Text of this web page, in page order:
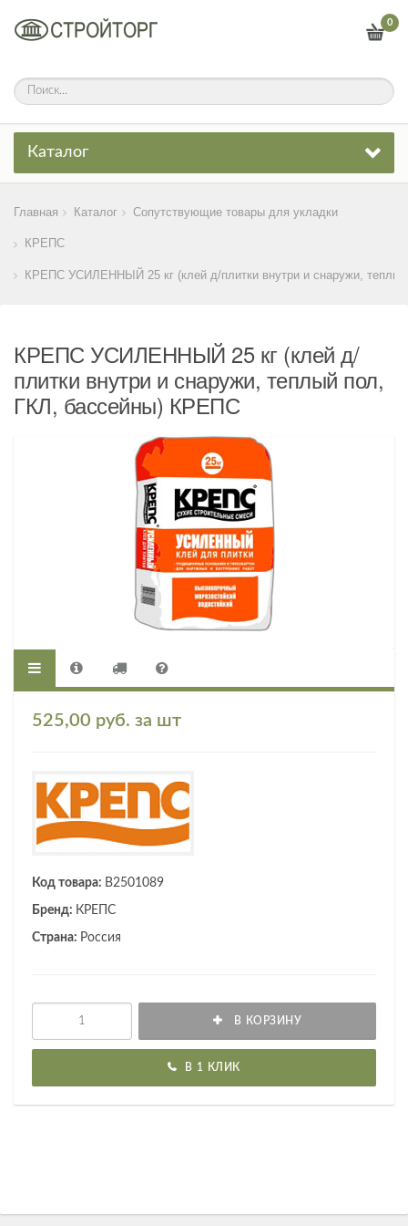
0
Каталог
Главная Каталог Сопутствующие товары для укладки
КРЕПС
КРЕПС УСИЛЕННЫЙ 25 кг (клей д/плитки внутри и снаружи,
КРЕПС УСИЛЕННЫЙ 25 кг (клей д/
плитки внутри и снаружи, теплый пол,
ГКЛ, бассейны) КРЕПС
525,00 руб. за шт
Код товара: B2501089
Бренд: КРЕПС
Страна: Россия
В КОРЗИНУ
В 1 КЛИК